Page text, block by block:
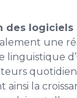
des logiciels
une
linguistique
ainsi la